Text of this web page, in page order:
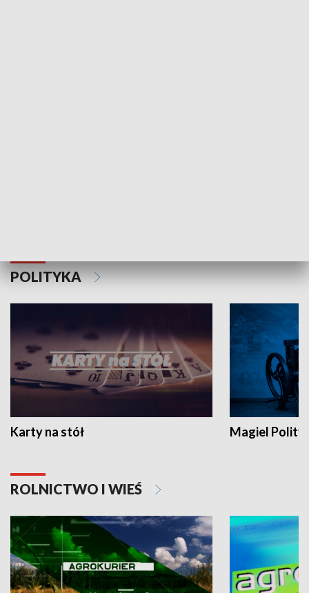
POLITYKA
Karty na stół Magiel
ROLNICTWO I WIEŚ